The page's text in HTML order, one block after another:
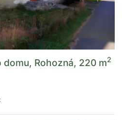
domu, Rohozná, 220 m2